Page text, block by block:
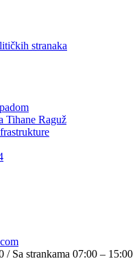
stranaka
Tihane Raguž
/ Sa strankama 07:00 – 15:00